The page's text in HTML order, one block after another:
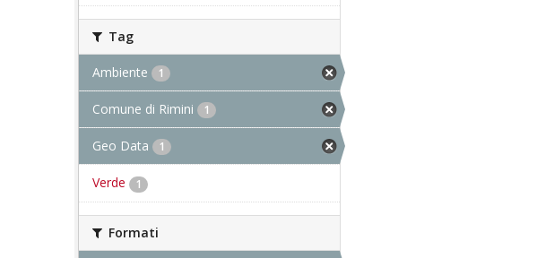
Tag
Ambiente 1
Comune di Rimini 1
Geo Data 1
Verde 1
Formati